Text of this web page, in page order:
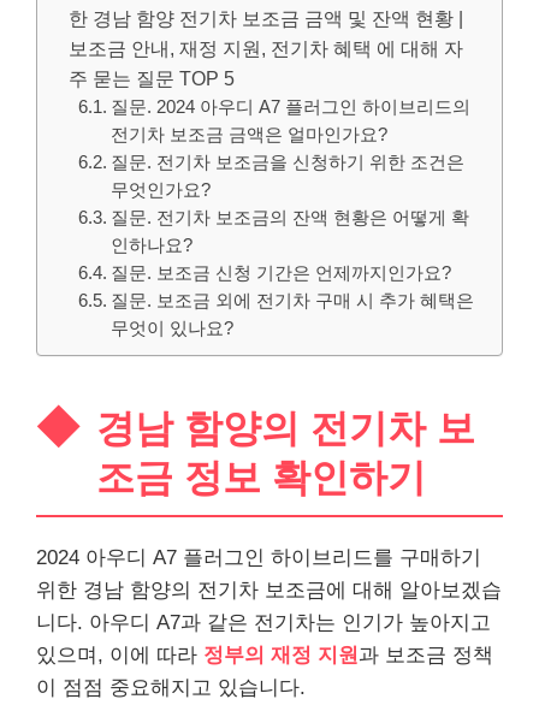
한 경남 함양 전기차 보조금 금액 및 잔액 현황 |
보조금 안내, 재정 지원, 전기차 혜택 에 대해 자
주 묻는 질문 TOP 5
질문. 2024 아우디 A7 플러그인 하이브리드의
전기차 보조금 금액은 얼마인가요?
질문. 전기차 보조금을 신청하기 위한 조건은
무엇인가요?
질문. 전기차 보조금의 잔액 현황은 어떻게 확
인하나요?
질문. 보조금 신청 기간은 언제까지인가요?
질문. 보조금 외에 전기차 구매 시 추가 혜택은
무엇이 있나요?
경남 함양의 전기차 보
조금 정보 확인하기
2024 아우디 A7 플러그인 하이브리드를 구매하기
위한 경남 함양의 전기차 보조금에 대해 알아보겠습
니다. 아우디 A7과 같은 전기차는 인기가 높아지고
있으며, 이에 따라 정부의 재정 지원과 보조금 정책
이 점점 중요해지고 있습니다.